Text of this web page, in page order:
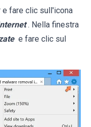
e fare clic sull'icona
. Nella finestra
e fare clic sul